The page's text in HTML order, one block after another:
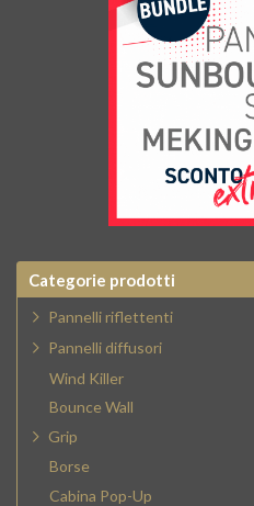
Categorie prodotti
Pannelli riflettenti
Pannelli diffusori
Wind Killer
Bounce Wall
Grip
Borse
Cabina Pop-Up